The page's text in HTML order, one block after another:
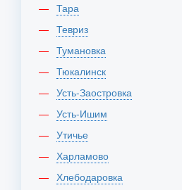
Тара
Тевриз
Тумановка
Тюкалинск
Усть-Заостровка
Усть-Ишим
Утичье
Харламово
Хлебодаровка